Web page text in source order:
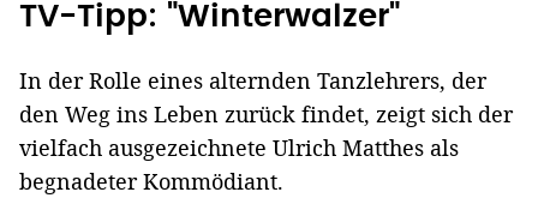
TV-Tipp: "Winterwalzer"
In der Rolle eines alternden Tanzlehrers, der
den Weg ins Leben zurück findet, zeigt sich der
vielfach ausgezeichnete Ulrich Matthes als
begnadeter Kommödiant.